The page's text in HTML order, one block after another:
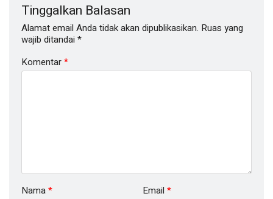
Tinggalkan Balasan
Alamat email Anda tidak akan dipublikasikan. Ruas yang
wajib ditandai *
Komentar*
Nama* Email *